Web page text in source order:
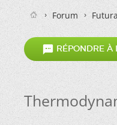
Forum
 RÉPONDRE À